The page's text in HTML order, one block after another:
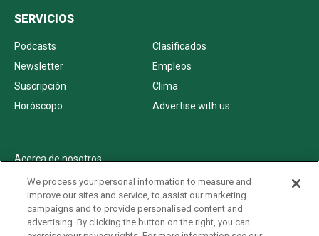
SERVICIOS
Podcasts
Clasificados
Newsletter
Empleos
Suscripción
Clima
Horóscopo
Advertise with us
Acerca de nosotros
Politica de privacidad
Pautas Editoriales
AdChoices
We process your personal information to measure and
improve our sites and service, to assist our marketing
campaigns and to provide personalised content and
advertising. By clicking the button on the right, you can